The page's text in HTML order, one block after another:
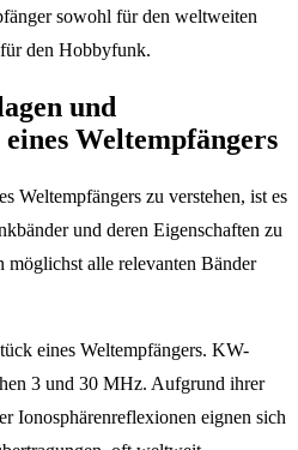
sowohl für den weltweiten
den Hobbyfunk.
und
Weltempfängers
Weltempfängers zu verstehen, ist es
und deren Eigenschaften zu
möglichst alle relevanten Bänder
eines Weltempfängers. KW-
3 und 30 MHz. Aufgrund ihrer
Ionosphärenreflexionen eignen sich